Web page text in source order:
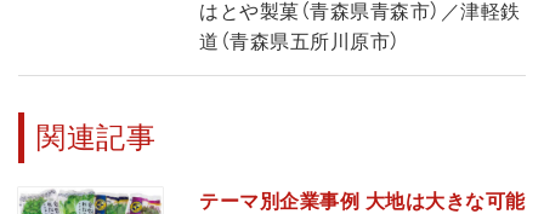
はとや製菓（青森県青森市）／津軽鉄
道（青森県五所川原市）
関連記事
テーマ別企業事例 大地は大きな可能